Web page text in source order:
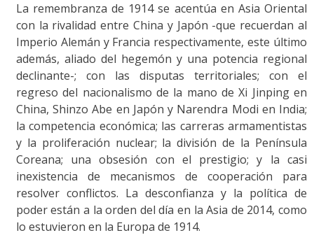
La remembranza de 1914 se acentúa en Asia Oriental
con la rivalidad entre China y Japón -que recuerdan al
Imperio Alemán y Francia respectivamente, este último
además, aliado del hegemón y una potencia regional
declinante-; con las disputas territoriales; con el
regreso del nacionalismo de la mano de Xi Jinping en
China, Shinzo Abe en Japón y Narendra Modi en India;
la competencia económica; las carreras armamentistas
y la proliferación nuclear; la división de la Península
Coreana; una obsesión con el prestigio; y la casi
inexistencia de mecanismos de cooperación para
resolver conflictos. La desconfianza y la política de
poder están a la orden del día en la Asia de 2014, como
lo estuvieron en la Europa de 1914.